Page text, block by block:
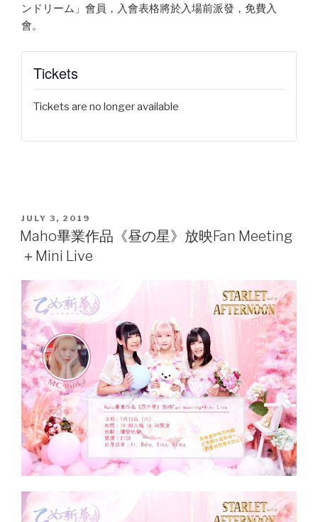
ンドリーム」會員，入會表格將於入場前派發，免費入
會。
Tickets
Tickets are no longer available
POSTED
ON
JULY 3, 2019
Maho畢業作品《昼の星》放映Fan Meeting
＋Mini Live